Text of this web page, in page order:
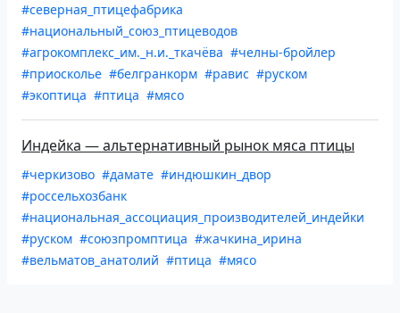
#северная_птицефабрика
#национальный_союз_птицеводов
#агрокомплекс_им._н.и._ткачёва #челны-бройлер
#приосколье #белгранкорм #равис #руском
#экоптица #птица #мясо
Индейка — альтернативный рынок мяса птицы
#черкизово #дамате #индюшкин_двор
#россельхозбанк
#национальная_ассоциация_производителей_индейки
#руском #союзпромптица #жачкина_ирина
#вельматов_анатолий #птица #мясо